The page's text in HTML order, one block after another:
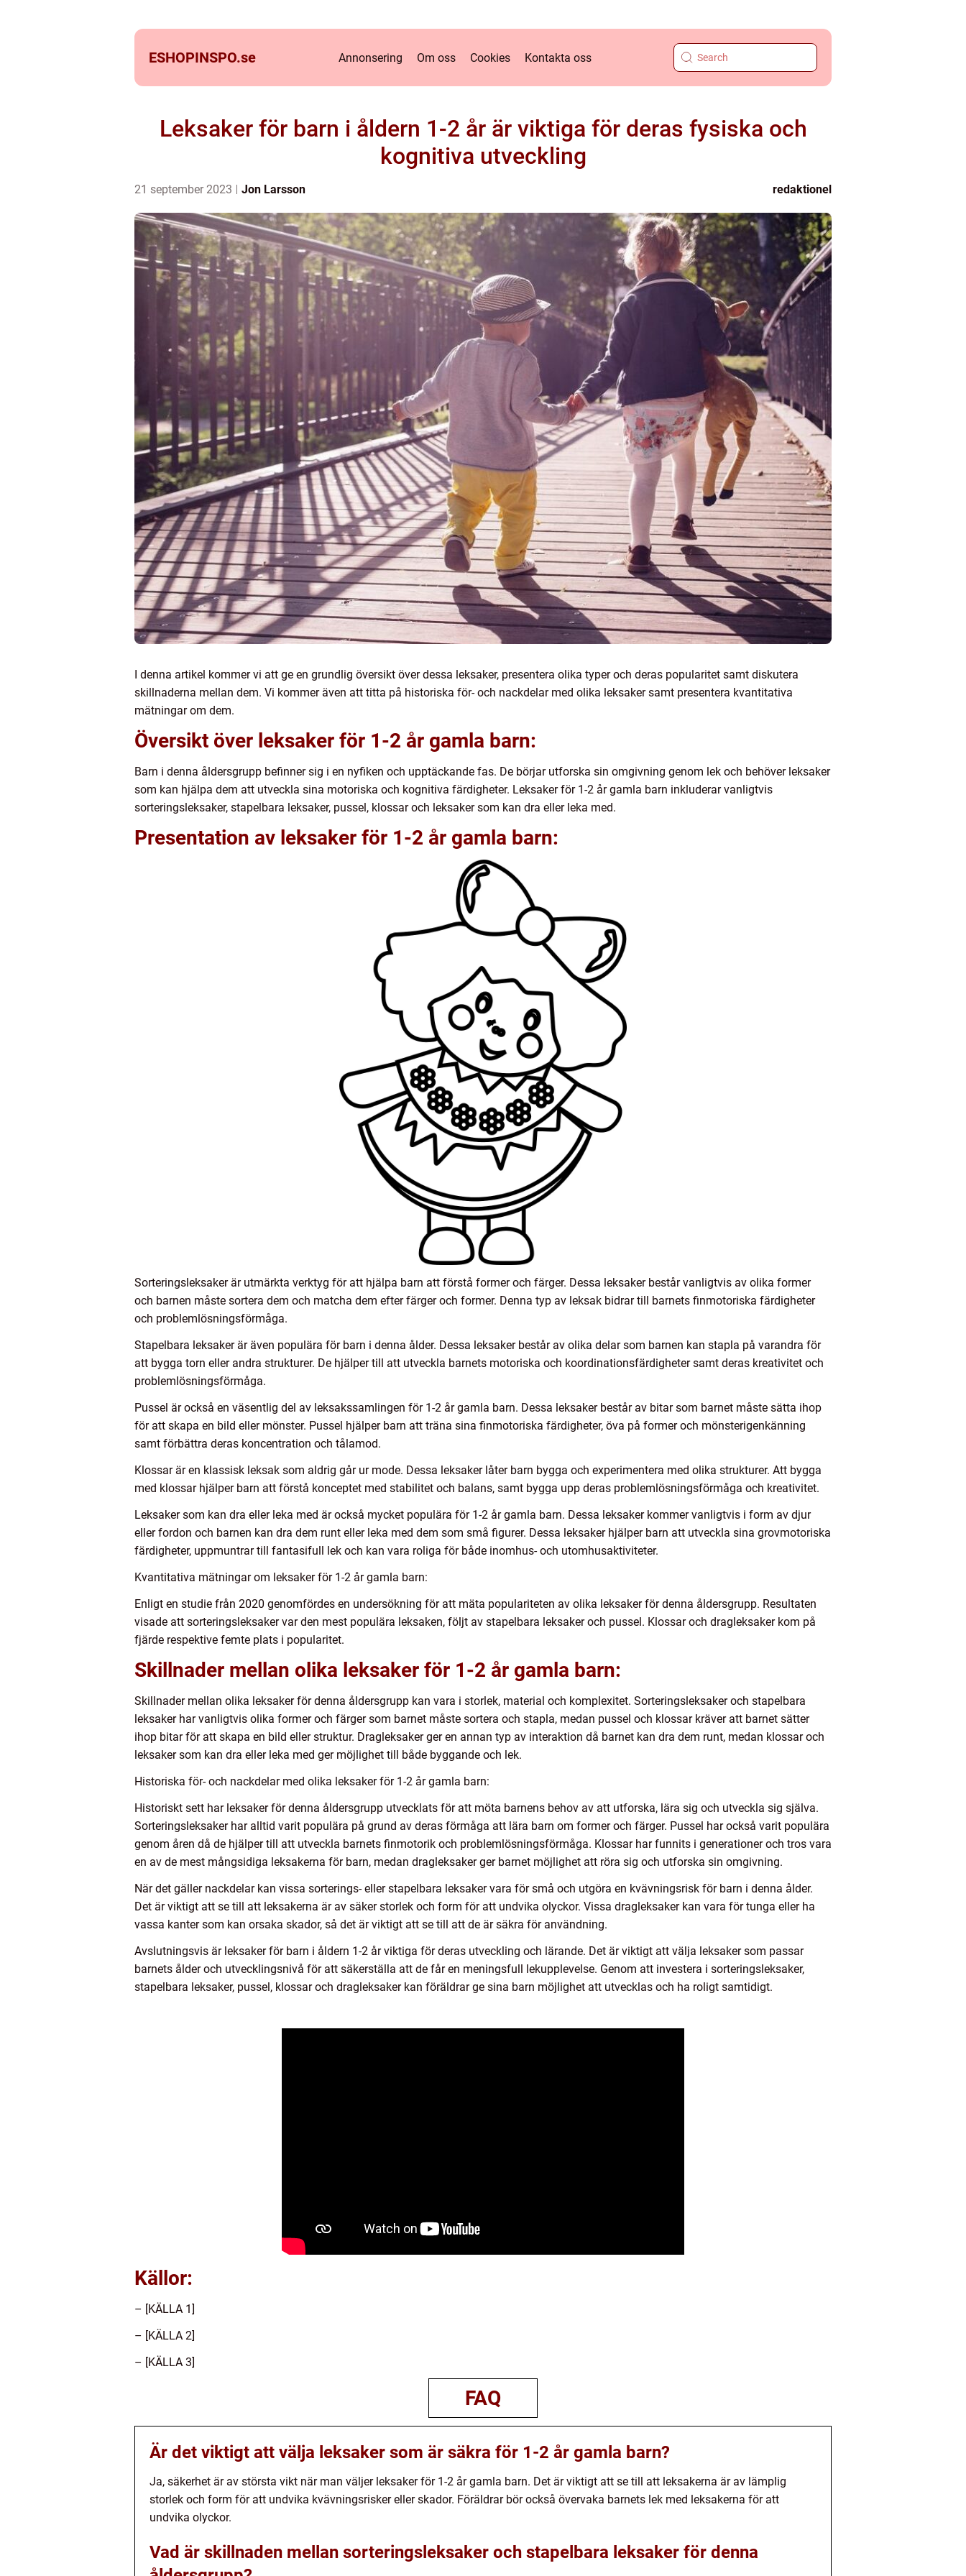
ESHOPINSPO.se Annonsering Om oss Cookies Kontakta oss
Leksaker för barn i åldern 1-2 år är viktiga för deras fysiska och
kognitiva utveckling
21 september 2023 Jon Larsson redaktionel
I denna artikel kommer vi att ge en grundlig översikt över dessa leksaker, presentera olika typer och deras popularitet samt diskutera
skillnaderna mellan dem. Vi kommer även att titta på historiska för- och nackdelar med olika leksaker samt presentera kvantitativa
mätningar om dem.
Översikt över leksaker för 1-2 år gamla barn:
Barn i denna åldersgrupp befinner sig i en nyfiken och upptäckande fas. De börjar utforska sin omgivning genom lek och behöver leksaker
som kan hjälpa dem att utveckla sina motoriska och kognitiva färdigheter. Leksaker för 1-2 år gamla barn inkluderar vanligtvis
sorteringsleksaker, stapelbara leksaker, pussel, klossar och leksaker som kan dra eller leka med.
Presentation av leksaker för 1-2 år gamla barn:
Sorteringsleksaker är utmärkta verktyg för att hjälpa barn att förstå former och färger. Dessa leksaker består vanligtvis av olika former
och barnen måste sortera dem och matcha dem efter färger och former. Denna typ av leksak bidrar till barnets finmotoriska färdigheter
och problemlösningsförmåga.
Stapelbara leksaker är även populära för barn i denna ålder. Dessa leksaker består av olika delar som barnen kan stapla på varandra för
att bygga torn eller andra strukturer. De hjälper till att utveckla barnets motoriska och koordinationsfärdigheter samt deras kreativitet och
problemlösningsförmåga.
Pussel är också en väsentlig del av leksakssamlingen för 1-2 år gamla barn. Dessa leksaker består av bitar som barnet måste sätta ihop
för att skapa en bild eller mönster. Pussel hjälper barn att träna sina finmotoriska färdigheter, öva på former och mönsterigenkänning
samt förbättra deras koncentration och tålamod.
Klossar är en klassisk leksak som aldrig går ur mode. Dessa leksaker låter barn bygga och experimentera med olika strukturer. Att bygga
med klossar hjälper barn att förstå konceptet med stabilitet och balans, samt bygga upp deras problemlösningsförmåga och kreativitet.
Leksaker som kan dra eller leka med är också mycket populära för 1-2 år gamla barn. Dessa leksaker kommer vanligtvis i form av djur
eller fordon och barnen kan dra dem runt eller leka med dem som små figurer. Dessa leksaker hjälper barn att utveckla sina grovmotoriska
färdigheter, uppmuntrar till fantasifull lek och kan vara roliga för både inomhus- och utomhusaktiviteter.
Kvantitativa mätningar om leksaker för 1-2 år gamla barn:
Enligt en studie från 2020 genomfördes en undersökning för att mäta populariteten av olika leksaker för denna åldersgrupp. Resultaten
visade att sorteringsleksaker var den mest populära leksaken, följt av stapelbara leksaker och pussel. Klossar och dragleksaker kom på
fjärde respektive femte plats i popularitet.
Skillnader mellan olika leksaker för 1-2 år gamla barn:
Skillnader mellan olika leksaker för denna åldersgrupp kan vara i storlek, material och komplexitet. Sorteringsleksaker och stapelbara
leksaker har vanligtvis olika former och färger som barnet måste sortera och stapla, medan pussel och klossar kräver att barnet sätter
ihop bitar för att skapa en bild eller struktur. Dragleksaker ger en annan typ av interaktion då barnet kan dra dem runt, medan klossar och
leksaker som kan dra eller leka med ger möjlighet till både byggande och lek.
Historiska för- och nackdelar med olika leksaker för 1-2 år gamla barn:
Historiskt sett har leksaker för denna åldersgrupp utvecklats för att möta barnens behov av att utforska, lära sig och utveckla sig själva.
Sorteringsleksaker har alltid varit populära på grund av deras förmåga att lära barn om former och färger. Pussel har också varit populära
genom åren då de hjälper till att utveckla barnets finmotorik och problemlösningsförmåga. Klossar har funnits i generationer och tros vara
en av de mest mångsidiga leksakerna för barn, medan dragleksaker ger barnet möjlighet att röra sig och utforska sin omgivning.
När det gäller nackdelar kan vissa sorterings- eller stapelbara leksaker vara för små och utgöra en kvävningsrisk för barn i denna ålder.
Det är viktigt att se till att leksakerna är av säker storlek och form för att undvika olyckor. Vissa dragleksaker kan vara för tunga eller ha
vassa kanter som kan orsaka skador, så det är viktigt att se till att de är säkra för användning.
Avslutningsvis är leksaker för barn i åldern 1-2 år viktiga för deras utveckling och lärande. Det är viktigt att välja leksaker som passar
barnets ålder och utvecklingsnivå för att säkerställa att de får en meningsfull lekupplevelse. Genom att investera i sorteringsleksaker,
stapelbara leksaker, pussel, klossar och dragleksaker kan föräldrar ge sina barn möjlighet att utvecklas och ha roligt samtidigt.
Källor:
– [KÄLLA 1]
– [KÄLLA 2]
– [KÄLLA 3]
FAQ
Är det viktigt att välja leksaker som är säkra för 1-2 år gamla barn?
Ja, säkerhet är av största vikt när man väljer leksaker för 1-2 år gamla barn. Det är viktigt att se till att leksakerna är av lämplig
storlek och form för att undvika kvävningsrisker eller skador. Föräldrar bör också övervaka barnets lek med leksakerna för att
undvika olyckor.
Vad är skillnaden mellan sorteringsleksaker och stapelbara leksaker för denna